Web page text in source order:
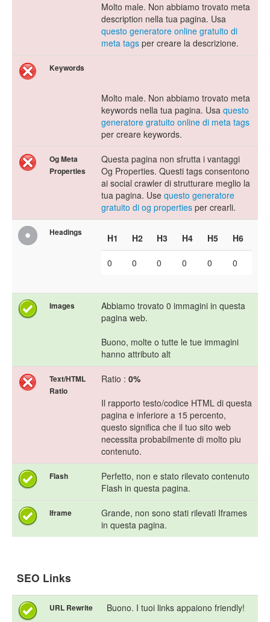
Molto male. Non abbiamo trovato meta
description nella tua pagina. Usa
questo generatore online gratuito di
meta tags per creare la descrizione.
Keywords
Molto male. Non abbiamo trovato meta
keywords nella tua pagina. Usa questo
generatore gratuito online di meta tags
per creare keywords.
Og Meta
Properties
Questa pagina non sfrutta i vantaggi
Og Properties. Questi tags consentono
ai social crawler di strutturare meglio la
tua pagina. Use questo generatore
gratuito di og properties per crearli.
Headings H1 H2 H3 H4 H5 H6
0 0 0 0 0 0
Images
Abbiamo trovato 0 immagini in questa
pagina web.
Buono, molte o tutte le tue immagini
hanno attributo alt
Text/HTML
Ratio
Ratio : 0%
Il rapporto testo/codice HTML di questa
pagina e inferiore a 15 percento,
questo significa che il tuo sito web
necessita probabilmente di molto piu
contenuto.
Flash
Perfetto, non e stato rilevato contenuto
Flash in questa pagina.
Iframe
Grande, non sono stati rilevati Iframes
in questa pagina.
SEO Links
URL Rewrite Buono. I tuoi links appaiono friendly!